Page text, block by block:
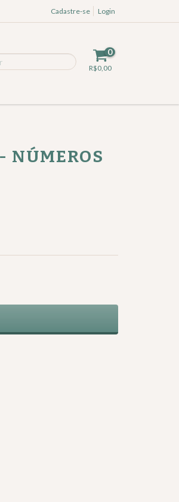
Cadastre-se Login
0
R$0,00
NÚMEROS